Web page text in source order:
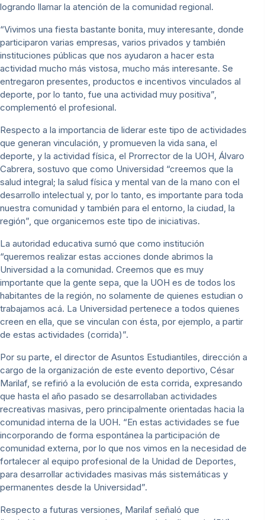
logrando llamar la atención de la comunidad regional.
“Vivimos una fiesta bastante bonita, muy interesante, donde
participaron varias empresas, varios privados y también
instituciones públicas que nos ayudaron a hacer esta
actividad mucho más vistosa, mucho más interesante. Se
entregaron presentes, productos e incentivos vinculados al
deporte, por lo tanto, fue una actividad muy positiva”,
complementó el profesional.
Respecto a la importancia de liderar este tipo de actividades
que generan vinculación, y promueven la vida sana, el
deporte, y la actividad física, el Prorrector de la UOH, Álvaro
Cabrera, sostuvo que como Universidad “creemos que la
salud integral; la salud física y mental van de la mano con el
desarrollo intelectual y, por lo tanto, es importante para toda
nuestra comunidad y también para el entorno, la ciudad, la
región”, que organicemos este tipo de iniciativas.
La autoridad educativa sumó que como institución
“queremos realizar estas acciones donde abrimos la
Universidad a la comunidad. Creemos que es muy
importante que la gente sepa, que la UOH es de todos los
habitantes de la región, no solamente de quienes estudian o
trabajamos acá. La Universidad pertenece a todos quienes
creen en ella, que se vinculan con ésta, por ejemplo, a partir
de estas actividades (corrida)”.
Por su parte, el director de Asuntos Estudiantiles, dirección a
cargo de la organización de este evento deportivo, César
Marilaf, se refirió a la evolución de esta corrida, expresando
que hasta el año pasado se desarrollaban actividades
recreativas masivas, pero principalmente orientadas hacia la
comunidad interna de la UOH. “En estas actividades se fue
incorporando de forma espontánea la participación de
comunidad externa, por lo que nos vimos en la necesidad de
fortalecer al equipo profesional de la Unidad de Deportes,
para desarrollar actividades masivas más sistemáticas y
permanentes desde la Universidad”.
Respecto a futuras versiones, Marilaf señaló que